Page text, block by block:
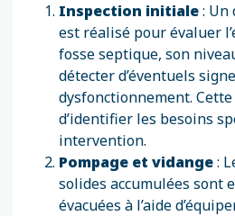
Inspection initiale: Un
est réalisé pour évaluer
fosse septique, son
détecter d’éventuels
dysfonctionnement.
d’identifier les besoins
intervention.
Pompage et vidange:
solides accumulées sont
évacuées à l’aide